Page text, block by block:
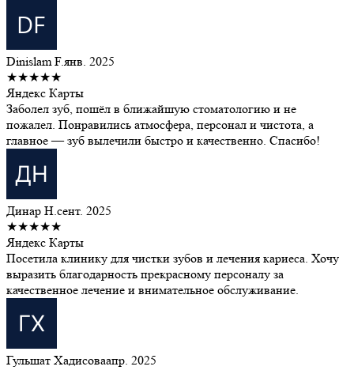
Dinislam F. янв. 2025
★★★★★
Яндекс Карты
Заболел зуб, пошёл в ближайшую стоматологию и не
пожалел. Понравились атмосфера, персонал и чистота, а
главное — зуб вылечили быстро и качественно. Спасибо!
Динар Н. сент. 2025
★★★★★
Яндекс Карты
Посетила клинику для чистки зубов и лечения кариеса. Хочу
выразить благодарность прекрасному персоналу за
качественное лечение и внимательное обслуживание.
Гульшат Хадисоваапр. 2025